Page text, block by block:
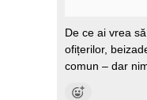
De ce ai vrea
ofițerilor,
comun – dar